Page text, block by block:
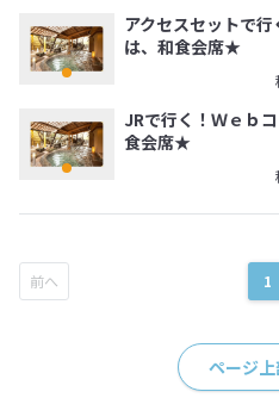
アクセスセットで
は、和食会席★
JRで行く！Ｗｅｂ
食会席★
1
ページ